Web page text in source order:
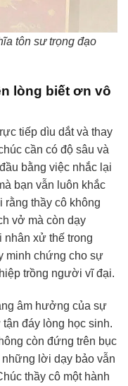
tôn sư trọng đạo
lòng biết ơn vô
tiếp dìu dắt và thay
cần có độ sâu và
bằng việc nhắc lại
bạn vẫn luôn khắc
rằng thầy cô không
vở mà còn dạy
nhân xử thế trong
minh chứng cho sự
trồng người vĩ đại.
âm hưởng của sự
đáy lòng học sinh.
còn đứng trên bục
lời dạy bảo vẫn
thầy cô một hành